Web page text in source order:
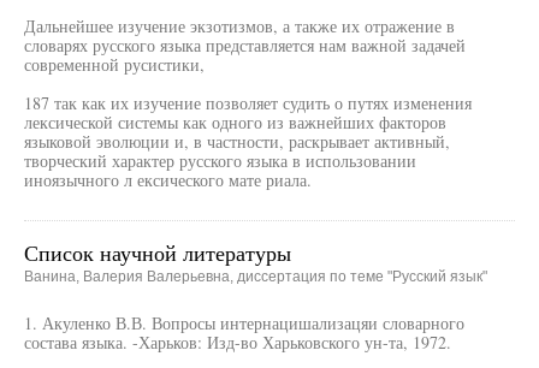
Дальнейшее изучение экзотизмов, а также их отражение в
словарях русского языка представляется нам важной задачей
современной русистики,
187 так как их изучение позволяет судить о путях изменения
лексической системы как одного из важнейших факторов
языковой эволюции и, в частности, раскрывает активный,
творческий характер русского языка в использовании
иноязычного л ексического мате риала.
Список научной литературы
Ванина, Валерия Валерьевна, диссертация по теме "Русский язык"
1. Акуленко В.В. Вопросы интернацишализацяи словарного
состава языка. -Харьков: Изд-во Харьковского ун-та, 1972.